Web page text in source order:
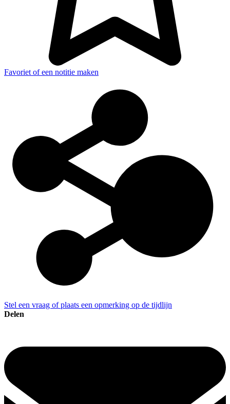
Favoriet of een notitie maken
Stel een vraag of plaats een opmerking op de tijdlijn
Delen